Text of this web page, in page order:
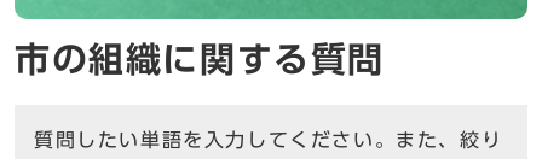
市の組織に関する質問
質問したい単語を入力してください。また、絞り